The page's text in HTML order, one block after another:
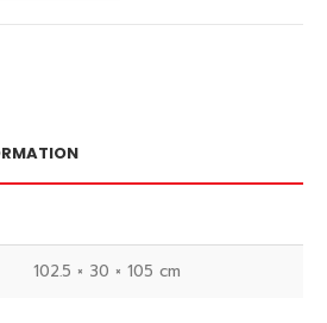
102.5 × 30 × 105 cm